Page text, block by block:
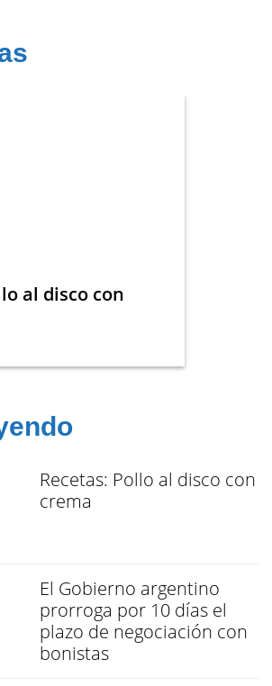
al disco con
Recetas: Pollo al disco con
crema
El Gobierno argentino
prorroga por 10 días el
plazo de negociación con
bonistas